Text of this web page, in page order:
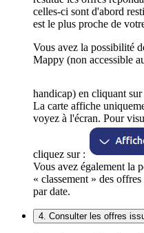
celles-ci sont d'abord
est le plus proche de
Vous avez la possibilité
Mappy (non accessible
handicap) en cliquant sur
La carte affiche
voyez à l'écran. Pour
cliquez sur :
Vous avez également la
« classement » des
par date.
4. Consulter les offres